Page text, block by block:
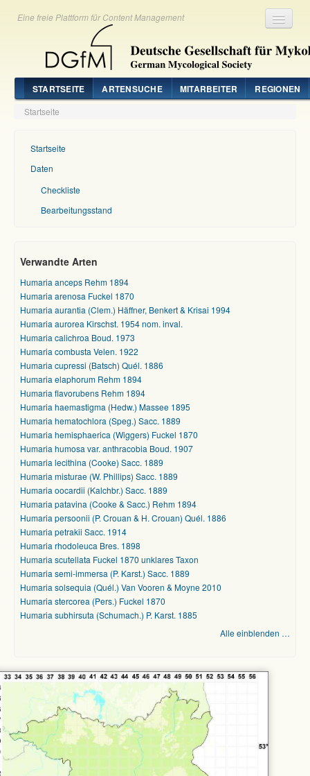
Eine freie Plattform für Content Management
STARTSEITE ARTENSUCHE MITARBEITER REGIONEN
Startseite
Startseite
Daten
Checkliste
Bearbeitungsstand
Verwandte Arten
Humaria anceps Rehm 1894
Humaria arenosa Fuckel 1870
Humaria aurantia (Clem.) Häffner, Benkert & Krisai 1994
Humaria aurorea Kirschst. 1954 nom. inval.
Humaria calichroa Boud. 1973
Humaria combusta Velen. 1922
Humaria cupressi (Batsch) Quél. 1886
Humaria elaphorum Rehm 1894
Humaria flavorubens Rehm 1894
Humaria haemastigma (Hedw.) Massee 1895
Humaria hematochlora (Speg.) Sacc. 1889
Humaria hemisphaerica (Wiggers) Fuckel 1870
Humaria humosa var. anthracobia Boud. 1907
Humaria lecithina (Cooke) Sacc. 1889
Humaria misturae (W. Phillips) Sacc. 1889
Humaria oocardii (Kalchbr.) Sacc. 1889
Humaria patavina (Cooke & Sacc.) Rehm 1894
Humaria persoonii (P. Crouan & H. Crouan) Quél. 1886
Humaria petrakii Sacc. 1914
Humaria rhodoleuca Bres. 1898
Humaria scutellata Fuckel 1870 unklares Taxon
Humaria semi-immersa (P. Karst.) Sacc. 1889
Humaria solsequia (Quél.) Van Vooren & Moyne 2010
Humaria stercorea (Pers.) Fuckel 1870
Humaria subhirsuta (Schumach.) P. Karst. 1885
Alle einblenden …